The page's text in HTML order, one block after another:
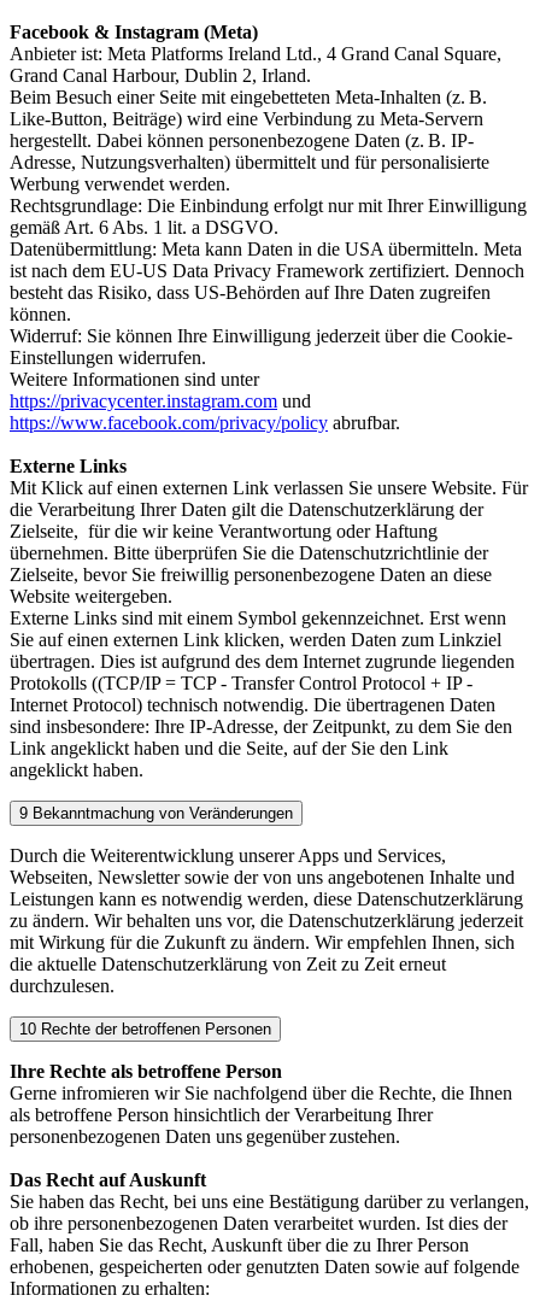
Facebook & Instagram (Meta)
Anbieter ist: Meta Platforms Ireland Ltd., 4 Grand Canal Square,
Grand Canal Harbour, Dublin 2, Irland.
Beim Besuch einer Seite mit eingebetteten Meta-Inhalten (z. B.
Like-Button, Beiträge) wird eine Verbindung zu Meta-Servern
hergestellt. Dabei können personenbezogene Daten (z. B. IP-
Adresse, Nutzungsverhalten) übermittelt und für personalisierte
Werbung verwendet werden.
Rechtsgrundlage: Die Einbindung erfolgt nur mit Ihrer Einwilligung
gemäß Art. 6 Abs. 1 lit. a DSGVO.
Datenübermittlung: Meta kann Daten in die USA übermitteln. Meta
ist nach dem EU-US Data Privacy Framework zertifiziert. Dennoch
besteht das Risiko, dass US-Behörden auf Ihre Daten zugreifen
können.
Widerruf: Sie können Ihre Einwilligung jederzeit über die Cookie-
Einstellungen widerrufen.
Weitere Informationen sind unter
https://privacycenter.instagram.com und
https://www.facebook.com/privacy/policy abrufbar.
Externe Links
Mit Klick auf einen externen Link verlassen Sie unsere Website. Für
die Verarbeitung Ihrer Daten gilt die Datenschutzerklärung der
Zielseite, für die wir keine Verantwortung oder Haftung
übernehmen. Bitte überprüfen Sie die Datenschutzrichtlinie der
Zielseite, bevor Sie freiwillig personenbezogene Daten an diese
Website weitergeben.
Externe Links sind mit einem Symbol gekennzeichnet. Erst wenn
Sie auf einen externen Link klicken, werden Daten zum Linkziel
übertragen. Dies ist aufgrund des dem Internet zugrunde liegenden
Protokolls ((TCP/IP = TCP - Transfer Control Protocol + IP -
Internet Protocol) technisch notwendig. Die übertragenen Daten
sind insbesondere: Ihre IP-Adresse, der Zeitpunkt, zu dem Sie den
Link angeklickt haben und die Seite, auf der Sie den Link
angeklickt haben.
9 Bekanntmachung von Veränderungen
Durch die Weiterentwicklung unserer Apps und Services,
Webseiten, Newsletter sowie der von uns angebotenen Inhalte und
Leistungen kann es notwendig werden, diese Datenschutzerklärung
zu ändern. Wir behalten uns vor, die Datenschutzerklärung jederzeit
mit Wirkung für die Zukunft zu ändern. Wir empfehlen Ihnen, sich
die aktuelle Datenschutzerklärung von Zeit zu Zeit erneut
durchzulesen.
10 Rechte der betroffenen Personen
Ihre Rechte als betroffene Person
Gerne infromieren wir Sie nachfolgend über die Rechte, die Ihnen
als betroffene Person hinsichtlich der Verarbeitung Ihrer
personenbezogenen Daten uns gegenüber zustehen.
Das Recht auf Auskunft
Sie haben das Recht, bei uns eine Bestätigung darüber zu verlangen,
ob ihre personenbezogenen Daten verarbeitet wurden. Ist dies der
Fall, haben Sie das Recht, Auskunft über die zu Ihrer Person
erhobenen, gespeicherten oder genutzten Daten sowie auf folgende
Informationen zu erhalten: